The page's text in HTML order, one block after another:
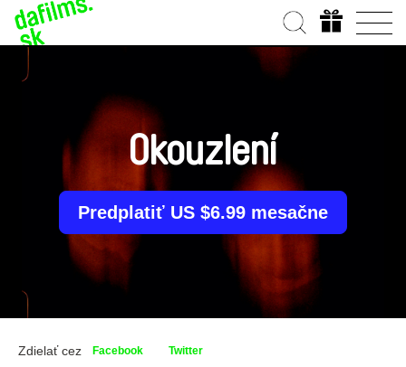
Okouzlení
Predplatiť US $6.99 mesačne
Zdielať cez Facebook Twitter